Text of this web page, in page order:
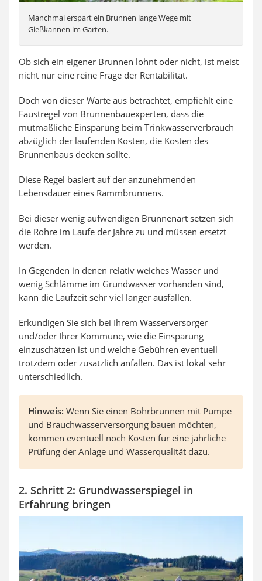
Manchmal erspart ein Brunnen lange Wege mit
Gießkannen im Garten.
Ob sich ein eigener Brunnen lohnt oder nicht, ist meist
nicht nur eine reine Frage der Rentabilität.
Doch von dieser Warte aus betrachtet, empfiehlt eine
Faustregel von Brunnenbauexperten, dass die
mutmaßliche Einsparung beim Trinkwasserverbrauch
abzüglich der laufenden Kosten, die Kosten des
Brunnenbaus decken sollte.
Diese Regel basiert auf der anzunehmenden
Lebensdauer eines Rammbrunnens.
Bei dieser wenig aufwendigen Brunnenart setzen sich
die Rohre im Laufe der Jahre zu und müssen ersetzt
werden.
In Gegenden in denen relativ weiches Wasser und
wenig Schlämme im Grundwasser vorhanden sind,
kann die Laufzeit sehr viel länger ausfallen.
Erkundigen Sie sich bei Ihrem Wasserversorger
und/oder Ihrer Kommune, wie die Einsparung
einzuschätzen ist und welche Gebühren eventuell
trotzdem oder zusätzlich anfallen. Das ist lokal sehr
unterschiedlich.
Hinweis: Wenn Sie einen Bohrbrunnen mit Pumpe
und Brauchwasserversorgung bauen möchten,
kommen eventuell noch Kosten für eine jährliche
Prüfung der Anlage und Wasserqualität dazu.
2. Schritt 2: Grundwasserspiegel in
Erfahrung bringen